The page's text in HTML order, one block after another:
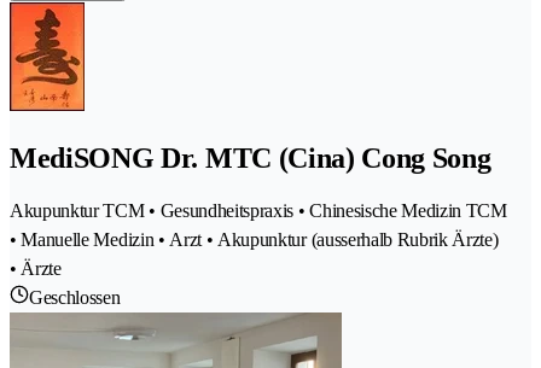
MediSONG Dr. MTC (Cina) Cong Song
Akupunktur TCM • Gesundheitspraxis • Chinesische Medizin TCM
• Manuelle Medizin • Arzt • Akupunktur (ausserhalb Rubrik Ärzte)
• Ärzte
Geschlossen